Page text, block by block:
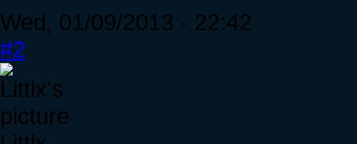
Wed, 01/09/2013 - 22:42
#2